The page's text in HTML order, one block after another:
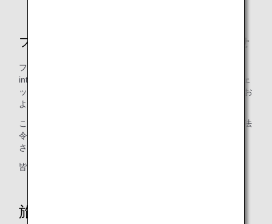
フランスへご旅行されるお客様へお知らせ
フランスの法律（l’article L.232-7 du code de la sécurité
intérieure）に従って、ANAは、乗客から収集した予約、チェ
ックイン、搭乗のデータ（API / PNR）を、フランスの政府お
よび管轄当局に送信する場合がございます。
この情報提供は2014年9月26日に発効され2018年8月3日に法
令2018/714によって修正されたDecret N°2014-1095で定義
された目的と条件の下で、行われます。
皆さまのご理解とご協力をお願いいたします。
旅客情報の登録について